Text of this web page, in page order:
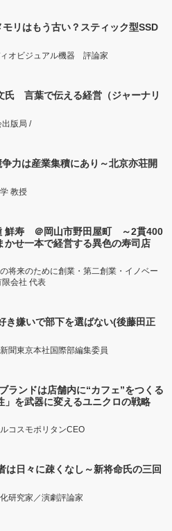
リはもう古い？スティック型SSD
オビジュアル機器 評論家
氏 言葉で伝える経営（ジャーナリ
出版局 /
力は産業集積にあり～北京亦荘開
教授
鮮寿 ＠岡山市野田屋町 ～2貫400
かせ一本で経営する異色の寿司店
将来のために創業・第二創業・イノベー
会社 代表
き嫌いで部下を選ばない(後藤田正
聞東京本社国際部編集委員
ンドは店舗内に“カフェ”をつくる
」を武器に変えるユニクロの戦略
コスモポリタンCEO
日々に疎くなし～新将命氏の三回
研究家／演劇評論家